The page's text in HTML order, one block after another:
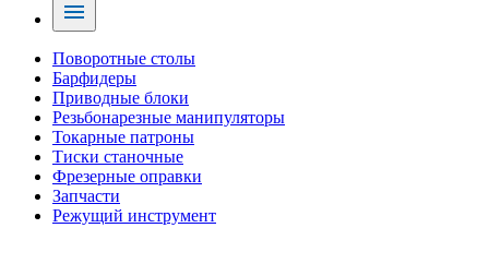
Поворотные столы
Барфидеры
Приводные блоки
Резьбонарезные манипуляторы
Токарные патроны
Тиски станочные
Фрезерные оправки
Запчасти
Режущий инструмент